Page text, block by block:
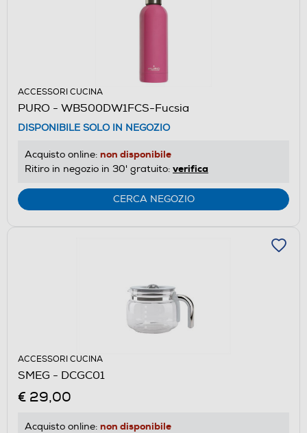
ACCESSORI CUCINA
PURO - WB500DW1FCS-Fucsia
DISPONIBILE SOLO IN NEGOZIO
Acquisto online: non disponibile
Ritiro in negozio in 30' gratuito: verifica
CERCA NEGOZIO
ACCESSORI CUCINA
SMEG - DCGC01
€ 29,00
Acquisto online: non disponibile